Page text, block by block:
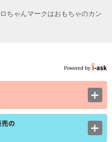
ちゃんマークはおもちゃのカン
の